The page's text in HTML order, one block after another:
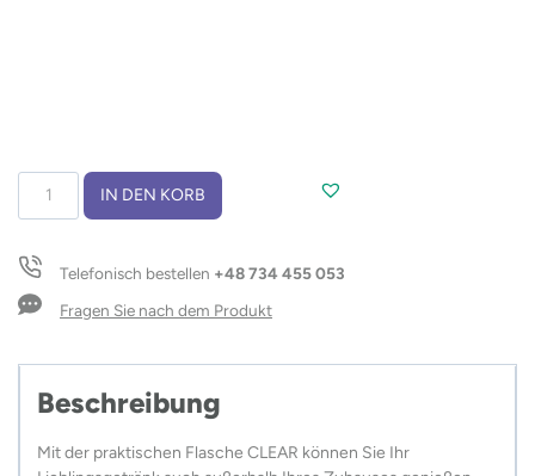
ml
Menge
IN DEN KORB
Telefonisch bestellen +48 734 455 053
Fragen Sie nach dem Produkt
Beschreibung
Mit der praktischen Flasche CLEAR können Sie Ihr